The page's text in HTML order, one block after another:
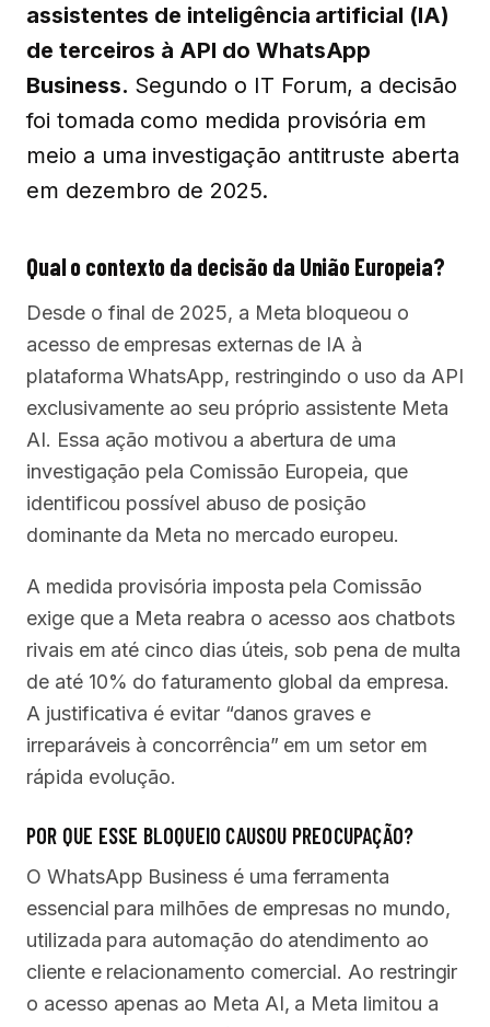
assistentes de inteligência artificial (IA)
de terceiros à API do WhatsApp
Business. Segundo o IT Forum, a decisão
foi tomada como medida provisória em
meio a uma investigação antitruste aberta
em dezembro de 2025.
Qual o contexto da decisão da União Europeia?
Desde o final de 2025, a Meta bloqueou o
acesso de empresas externas de IA à
plataforma WhatsApp, restringindo o uso da API
exclusivamente ao seu próprio assistente Meta
AI. Essa ação motivou a abertura de uma
investigação pela Comissão Europeia, que
identificou possível abuso de posição
dominante da Meta no mercado europeu.
A medida provisória imposta pela Comissão
exige que a Meta reabra o acesso aos chatbots
rivais em até cinco dias úteis, sob pena de multa
de até 10% do faturamento global da empresa.
A justificativa é evitar “danos graves e
irreparáveis à concorrência” em um setor em
rápida evolução.
POR QUE ESSE BLOQUEIO CAUSOU PREOCUPAÇÃO?
O WhatsApp Business é uma ferramenta
essencial para milhões de empresas no mundo,
utilizada para automação do atendimento ao
cliente e relacionamento comercial. Ao restringir
o acesso apenas ao Meta AI, a Meta limitou a